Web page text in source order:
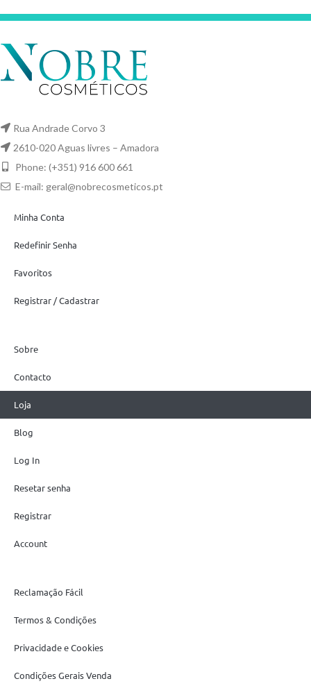
Rua Andrade Corvo 3
2610-020 Aguas livres – Amadora
Phone: (+351) 916 600 661
E-mail: geral@nobrecosmeticos.pt
Minha Conta
Redefinir Senha
Favoritos
Registrar / Cadastrar
Sobre
Contacto
Loja
Blog
Log In
Resetar senha
Registrar
Account
Reclamação Fácil
Termos & Condições
Privacidade e Cookies
Condições Gerais Venda